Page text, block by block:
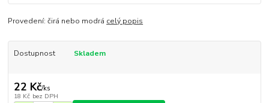
Provedení: čirá nebo modrá celý popis
Dostupnost Skladem
22 Kč/ks
18 Kč bez DPH